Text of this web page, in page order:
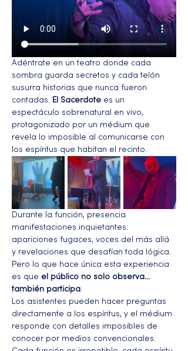
Adéntrate en un teatro donde cada
sombra guarda secretos y cada telón
susurra historias que nunca fueron
contadas.
El Sacerdote es un
espectáculo sobrenatural en vivo,
protagonizado por un médium que
revela lo imposible al comunicarse con
los espíritus que habitan el recinto.
Durante la función, presencia
manifestaciones inquietantes:
apariciones fugaces, voces del más allá
y revelaciones que desafían toda lógica.
Pero lo que hace única esta experiencia
es que el público no solo observa…
también participa
Los asistentes pueden hacer preguntas
directamente a los espíritus, y el médium
responde con detalles imposibles de
conocer por medios convencionales.